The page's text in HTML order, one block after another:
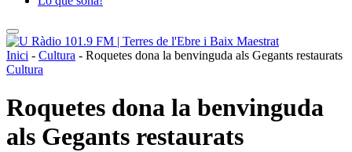
Inici - Cultura - Roquetes dona la benvinguda als Gegants restaurats
Cultura
Roquetes dona la benvinguda
als Gegants restaurats